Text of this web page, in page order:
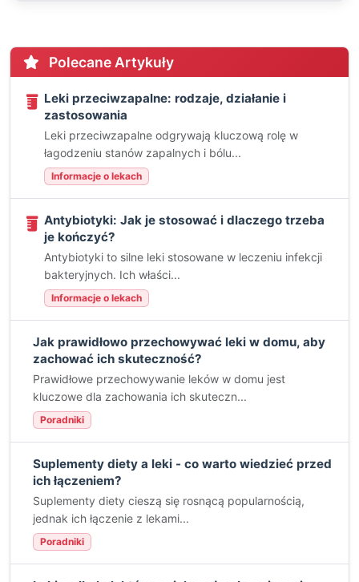
Polecane Artykuły
Leki przeciwzapalne: rodzaje, działanie i
zastosowania
Leki przeciwzapalne odgrywają kluczową rolę w
łagodzeniu stanów zapalnych i bólu...
Informacje o lekach
Antybiotyki: Jak je stosować i dlaczego trzeba
je kończyć?
Antybiotyki to silne leki stosowane w leczeniu infekcji
bakteryjnych. Ich właści...
Informacje o lekach
Jak prawidłowo przechowywać leki w domu, aby
zachować ich skuteczność?
Prawidłowe przechowywanie leków w domu jest
kluczowe dla zachowania ich skuteczn...
Poradniki
Suplementy diety a leki - co warto wiedzieć przed
ich łączeniem?
Suplementy diety cieszą się rosnącą popularnością,
jednak ich łączenie z lekami...
Poradniki